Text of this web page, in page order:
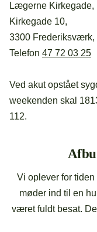
Lægerne Kirkegade,
Kirkegade 10,
3300 Frederiksværk,
Telefon 47 72 03 25
Ved akut opstået
weekenden skal
112.
Vi oplever for
møder ind til en
været fuldt besat.